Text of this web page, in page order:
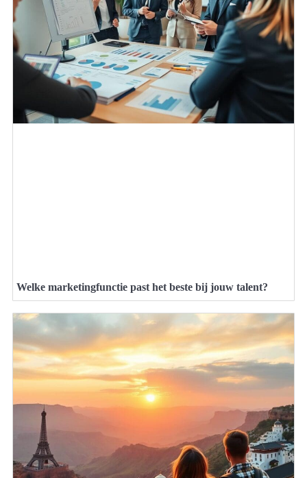
Welke marketingfunctie past het beste bij jouw talent?